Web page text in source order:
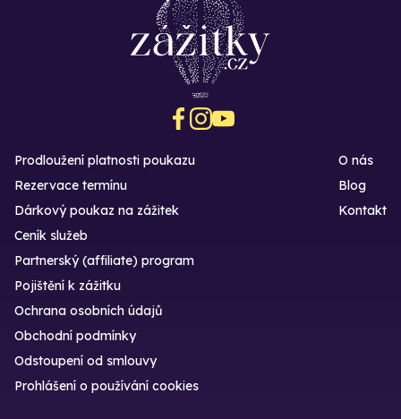
Prodloužení platnosti poukazu
Rezervace termínu
Dárkový poukaz na zážitek
O nás
Blog
Kontakt
Ceník služeb
Partnerský (affiliate) program
Pojištění k zážitku
Ochrana osobních údajů
Obchodní podmínky
Odstoupení od smlouvy
Prohlášení o používání cookies